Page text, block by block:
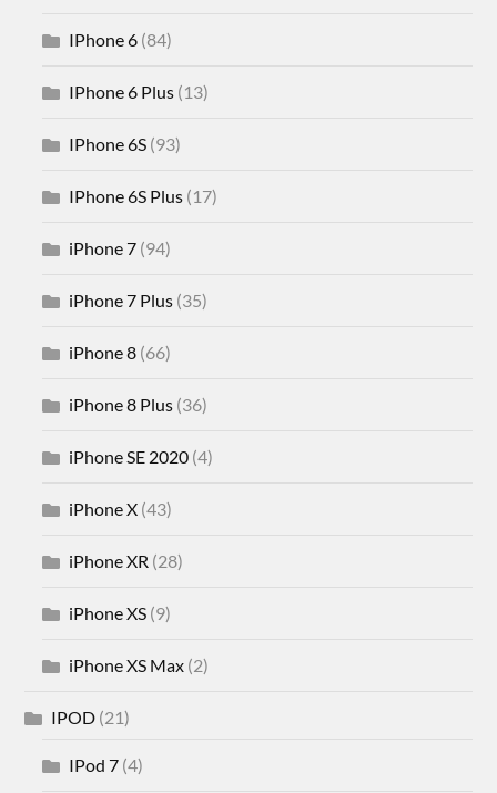
IPhone 6 (84)
IPhone 6 Plus (13)
IPhone 6S (93)
IPhone 6S Plus (17)
iPhone 7 (94)
iPhone 7 Plus (35)
iPhone 8 (66)
iPhone 8 Plus (36)
iPhone SE 2020 (4)
iPhone X (43)
iPhone XR (28)
iPhone XS (9)
iPhone XS Max (2)
IPOD (21)
IPod 7 (4)